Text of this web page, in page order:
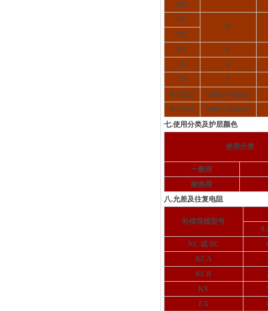
KX
NC
N
NX
EX
E
JX
J
TX
T
WC3/25
WRe3-WRe25
WC5/26
WRe5-WRe26
七.使用分类及护层颜色
使用分类
一般用
耐热用
八.允差及往复电阻
补偿导线型号
NC 或 BC
KCA
KCB
KX
EX